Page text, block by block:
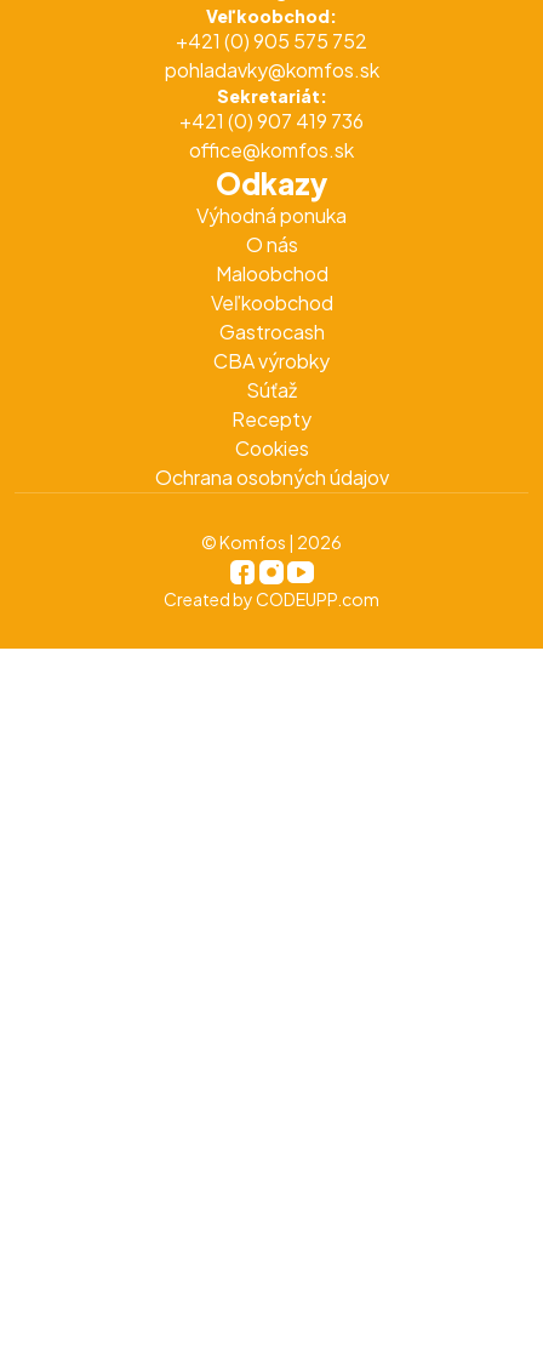
Veľkoobchod:
+421 (0) 905 575 752
pohladavky@komfos.sk
Sekretariát:
+421 (0) 907 419 736
office@komfos.sk
Odkazy
Výhodná ponuka
O nás
Maloobchod
Veľkoobchod
Gastrocash
CBA výrobky
Súťaž
Recepty
Cookies
Ochrana osobných údajov
© Komfos | 2026
Created byCODEUPP.com